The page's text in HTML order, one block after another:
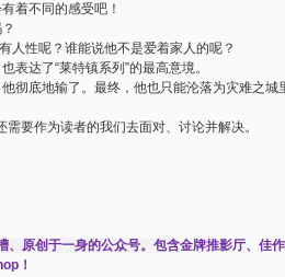
着不同的感受吧！
人性呢？谁能说他不是爱着家人的呢？
表达了“莱特镇系列 ”的最高意境。
彻底地输了。最终，他也只能沦落为灾难之城
要作为读者的我们去面对、讨论并解决。
、原创于一身的公众号。 包含金牌推影厅、佳
！